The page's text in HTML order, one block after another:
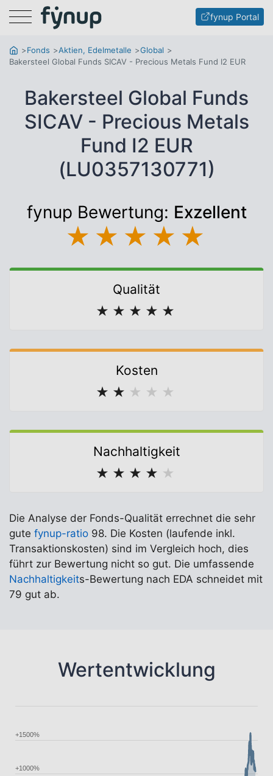
Menu fynup Portal
Fonds Aktien, Edelmetalle
Global
Bakersteel Global Funds SICAV - Precious Metals Fund I2 EUR
Bakersteel Global Funds
SICAV - Precious Metals
Fund I2 EUR
(LU0357130771)
fynup Bewertung: Exzellent
★ ★ ★ ★ ★
Qualität
★ ★ ★ ★ ★
Kosten
★ ★ ★ ★ ★
Nachhaltigkeit
★ ★ ★ ★ ★
Die Analyse der Fonds-Qualität errechnet die sehr
gute fynup-ratio 98. Die Kosten (laufende inkl.
Transaktionskosten) sind im Vergleich hoch, dies
führt zur Bewertung nicht so gut. Die umfassende
Nachhaltigkeits-Bewertung nach EDA schneidet mit
79 gut ab.
Wertentwicklung
+1000%
+1500%